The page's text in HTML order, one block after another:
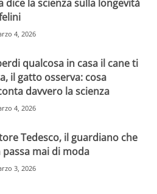
dice la scienza sulla longevità
4, 2026
qualcosa in casa il cane ti
il gatto osserva: cosa
davvero la scienza
4, 2026
Tedesco, il guardiano che
passa mai di moda
3, 2026